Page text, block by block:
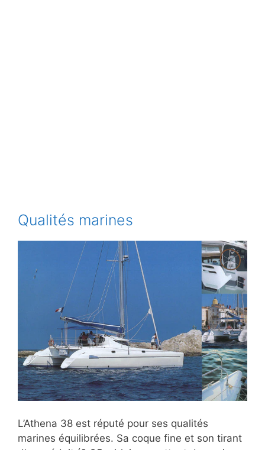
Qualités marines
L’Athena 38 est réputé pour ses qualités
marines équilibrées. Sa coque fine et son tirant